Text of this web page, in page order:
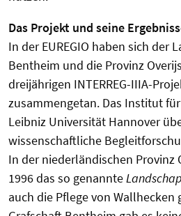
Das Projekt und seine
In der EUREGIO haben sich der
Bentheim und die Provinz
dreijährigen INTERREG-IIIA-
zusammengetan. Das Institut
Leibniz Universität Hannover
wissenschaftliche
In der niederländischen Provinz
1996 das so genannte
auch die Pflege von